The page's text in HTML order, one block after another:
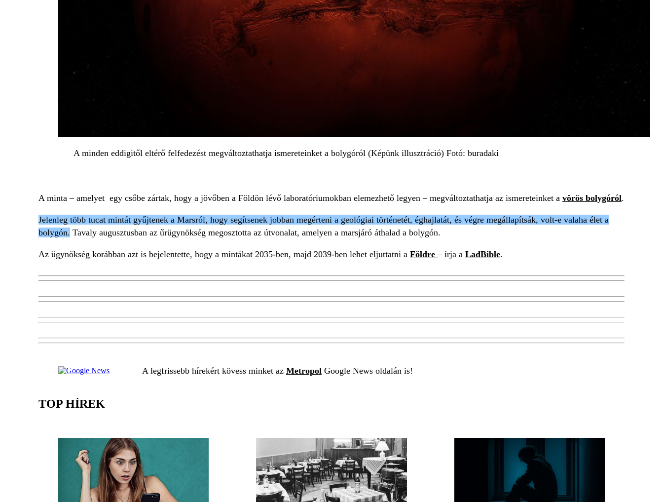
A minden eddigitől eltérő felfedezést megváltoztathatja ismereteinket a bolygóról (Képünk illusztráció) Fotó: buradaki
A minta – amelyet egy csőbe zártak, hogy a jövőben a Földön lévő laboratóriumokban elemezhető legyen – megváltoztathatja az ismereteinket a vörös bolygóról.
Jelenleg több tucat mintát gyűjtenek a Marsról, hogy segítsenek jobban megérteni a geológiai történetét, éghajlatát, és végre megállapítsák, volt-e valaha élet a
bolygón. Tavaly augusztusban az űrügynökség megosztotta az útvonalat, amelyen a marsjáró áthalad a bolygón.
Az ügynökség korábban azt is bejelentette, hogy a mintákat 2035-ben, majd 2039-ben lehet eljuttatni a Földre– írja a LadBible.
A legfrissebb hírekért kövess minket az Metropol Google News oldalán is!
TOP HÍREK